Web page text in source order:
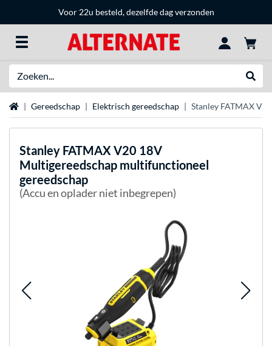
Voor 22u besteld, dezelfde dag verzonden
HomeGereedschap Elektrisch gereedschap Stanley FATMAX
Stanley FATMAX V20 18V
Multigereedschap multifunctioneel
gereedschap
(Accu en oplader niet inbegrepen)